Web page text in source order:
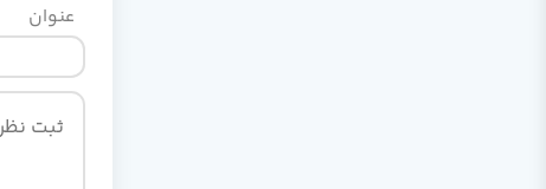
عنوان